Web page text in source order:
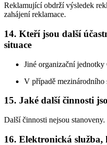
Reklamující obdrží výsledek
zahájení reklamace.
14. Kteří jsou další
situace
Jiné organizační jednotky
V případě mezinárodního
15. Jaké další činnosti
Další činnosti nejsou stanoveny.
16. Elektronická služba,